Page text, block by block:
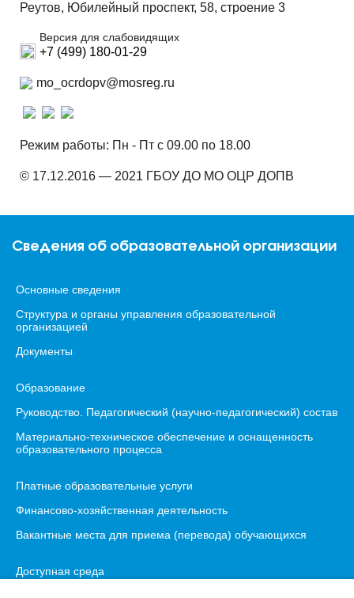
Реутов, Юбилейный проспект, 58, строение 3
Версия для слабовидящих
+7 (499) 180-01-29
mo_ocrdopv@mosreg.ru
Режим работы: Пн - Пт с 09.00 по 18.00
© 17.12.2016 — 2021 ГБОУ ДО МО ОЦР ДОПВ
Сведения об образовательной организации
Основные сведения
Структура и органы управления образовательной
организацией
Документы
Образование
Руководство. Педагогический (научно-педагогический) состав
Материально-техническое обеспечение и оснащенность
образовательного процесса
Платные образовательные услуги
Финансово-хозяйственная деятельность
Вакантные места для приема (перевода) обучающихся
Доступная среда